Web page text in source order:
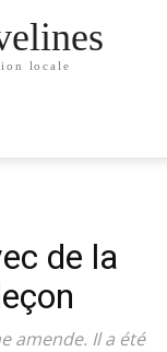
locale
de la
amende. Il a été